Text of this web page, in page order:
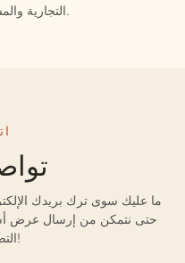
التجارية والمساحات السكنية الفاخرة على حد سواء.
ما عليك سوى ترك بريدك
حتى نتمكن من إرسال عرض
التصاميم لدينا!